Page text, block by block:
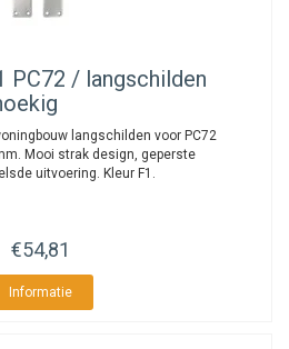
PC72 / langschilden
langschilden voor PC72
Mooi strak design, geperste
uitvoering. Kleur F1.
€54,81
Informatie